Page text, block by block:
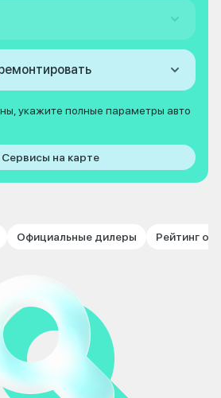
укажите полные параметры авто
Сервисы на карте
Официальные дилеры Рейтинг